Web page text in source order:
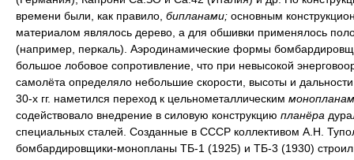
времени были, как правило, бипланами; основным
материалом являлось дерево, а для обшивки применялось
(например, перкаль). Аэродинамические формы
большое лобовое сопротивление, что при невысокой
самолёта определяло небольшие скорости, высоты и
30-х гг. наметился переход к цельнометаллическим
содействовало внедрение в силовую конструкцию планёра
специальных сталей. Созданные в СССР коллективом А.Н.
бомбардировщики-монопланы ТБ-1 (1925) и ТБ-3 (1930)